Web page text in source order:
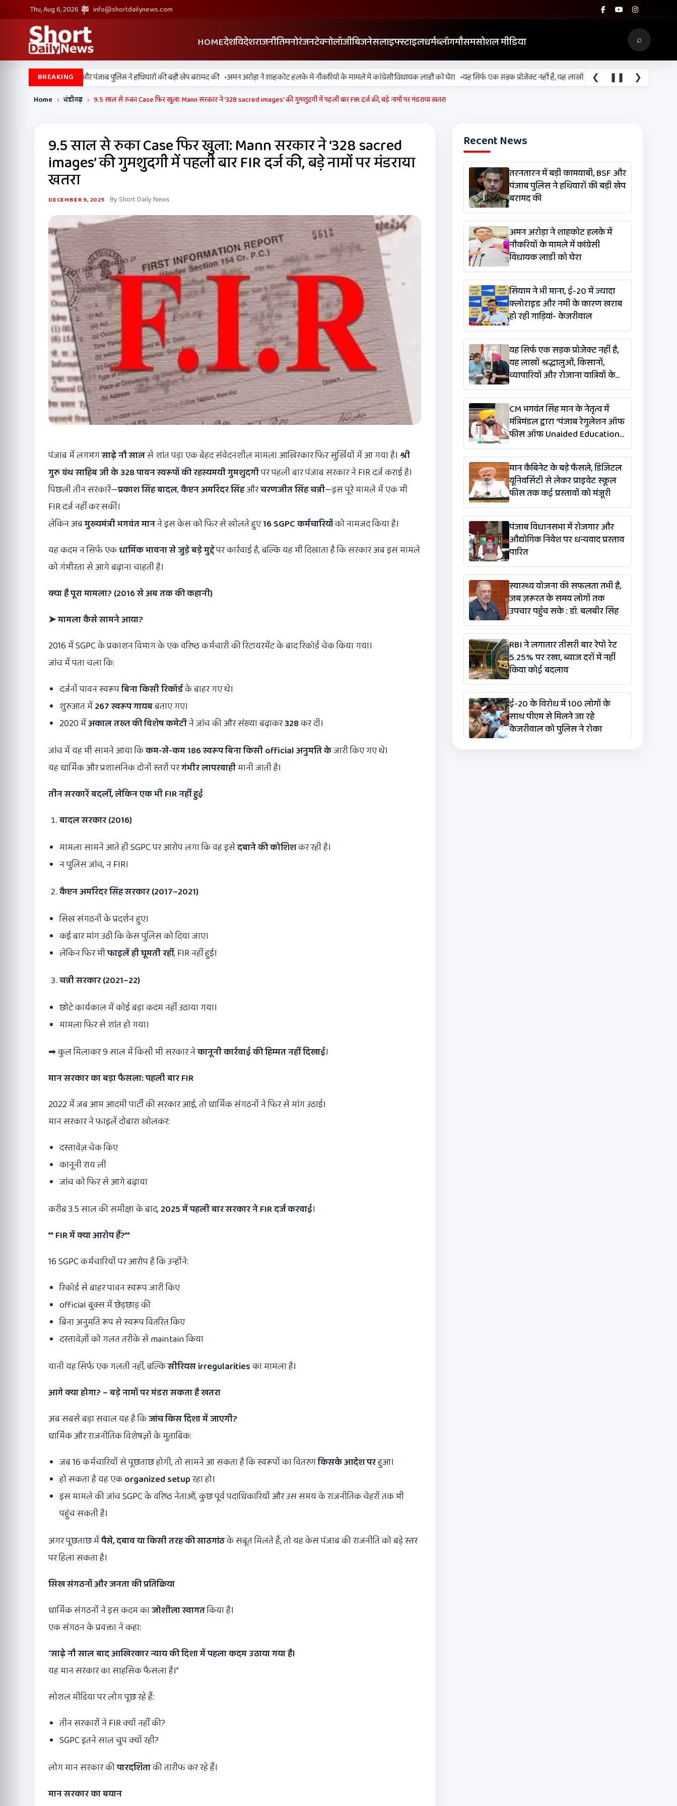
Thu, Aug 6, 2026 info@shortdailynews.com
HOMEदेशविदेशराजनीतिमनोरंजनटेक्नोलॉजीबिजनेसलाइफ्स्टाइलधर्मब्लॉगमौसमसोशल मीडिया ⌕
BREAKING
बड़ी कामयाबी, BSF और पंजाब पुलिस ने हथियारों की बड़ी खेप बरामद की •अमन अरोड़ा ने शाहकोट हलके में नौकरियों के मामले में कांग्रेसी विधायक लाडी को घेरा •यह सिर्फ एक सड़क प्रोजेक्ट नहीं है, यह लाखों श्रद्धालुओं, किसानों, व्यापारियों और
❮ ❚❚ ❯
Home › चंडीगढ़ › 9.5 साल से रुका Case फिर खुला: Mann सरकार ने ‘328 sacred images’ की गुमशुदगी में पहली बार FIR दर्ज की, बड़े नामों पर मंडराया खतरा
9.5 साल से रुका Case फिर खुला: Mann सरकार ने ‘328 sacred
images’ की गुमशुदगी में पहली बार FIR दर्ज की, बड़े नामों पर मंडराया
खतरा
DECEMBER 9, 2025 By Short Daily News
पंजाब में लगभगसाढ़े नौ सालसे शांत पड़ा एक बेहद संवेदनशील मामला आखिरकार फिर सुर्खियों में आ गया है। श्री
गुरु ग्रंथ साहिब जी के328पावन स्वरूपों की रहस्यमयी गुमशुदगीपर पहली बार पंजाब सरकार ने FIR दर्ज कराई है।
पिछली तीन सरकारें—प्रकाश सिंह बादल,कैप्टन अमरिंदर सिंहऔरचरणजीत सिंह चन्नी—इस पूरे मामले में एक भी
FIR दर्ज नहीं कर सकीं।
लेकिन अबमुख्यमंत्री भगवंत मानने इस केस को फिर से खोलते हुए16 SGPCकर्मचारियोंको नामजद किया है।
यह कदम न सिर्फ एकधार्मिक भावना से जुड़े बड़े मुद्देपर कार्रवाई है, बल्कि यह भी दिखाता है कि सरकार अब इस मामले
को गंभीरता से आगे बढ़ाना चाहती है।
क्या है पूरा मामला? (2016से अब तक की कहानी)
➤मामला कैसे सामने आया?
2016 में SGPC के प्रकाशन विभाग के एक वरिष्ठ कर्मचारी की रिटायरमेंट के बाद रिकॉर्ड चेक किया गया।
जांच में पता चला कि:
दर्जनों पावन स्वरूपबिना किसी रिकॉर्डके बाहर गए थे।
शुरुआत में267स्वरूप गायबबताए गए।
2020 मेंअकाल तख्त की विशेष कमेटीने जांच की और संख्या बढ़ाकर328कर दी।
जांच में यह भी सामने आया किकम-से-कम186स्वरूप बिना किसीofficialअनुमति केजारी किए गए थे।
यह धार्मिक और प्रशासनिक दोनों स्तरों परगंभीर लापरवाहीमानी जाती है।
तीन सरकारें बदलीं,लेकिन एक भीFIRनहीं हुई
बादल सरकार (2016)
मामला सामने आते ही SGPC पर आरोप लगा कि वह इसेदबाने की कोशिशकर रही है।
न पुलिस जांच, न FIR।
कैप्टन अमरिंदर सिंह सरकार (2017–2021)
सिख संगठनों के प्रदर्शन हुए।
कई बार मांग उठी कि केस पुलिस को दिया जाए।
लेकिन फिर भीफाइलें ही घूमती रहीं, FIR नहीं हुई।
चन्नी सरकार (2021–22)
छोटे कार्यकाल में कोई बड़ा कदम नहीं उठाया गया।
मामला फिर से शांत हो गया।
➡ कुल मिलाकर 9 साल में किसी भी सरकार नेकानूनी कार्रवाई की हिम्मत नहीं दिखाई।
मान सरकार का बड़ा फैसला: पहली बारFIR
2022 में जब आम आदमी पार्टी की सरकार आई, तो धार्मिक संगठनों ने फिर से मांग उठाई।
मान सरकार ने फाइलें दोबारा खोलकर:
दस्तावेज़ चेक किए
कानूनी राय ली
जांच को फिर से आगे बढ़ाया
करीब 3.5 साल की समीक्षा के बाद, 2025में पहली बार सरकार नेFIRदर्ज करवाई।
** FIRमें क्या आरोप हैं?**
16 SGPC कर्मचारियों पर आरोप है कि उन्होंने:
रिकॉर्ड से बाहर पावन स्वरूप जारी किए
official बुक्स में छेड़छाड़ की
बिना अनुमति रूप से स्वरूप वितरित किए
दस्तावेज़ों को गलत तरीके से maintain किया
यानी यह सिर्फ एक गलती नहीं, बल्किसीरियसirregularitiesका मामला है।
आगे क्या होगा? –बड़े नामों पर मंडरा सकता है खतरा
अब सबसे बड़ा सवाल यह है किजांच किस दिशा में जाएगी?
धार्मिक और राजनीतिक विशेषज्ञों के मुताबिक:
जब 16 कर्मचारियों से पूछताछ होगी, तो सामने आ सकता है कि स्वरूपों का वितरणकिसके आदेश परहुआ।
हो सकता है यह एकorganized setupरहा हो।
इस मामले की जांच SGPC के वरिष्ठ नेताओं, कुछ पूर्व पदाधिकारियों और उस समय के राजनीतिक चेहरों तक भी
पहुंच सकती है।
अगर पूछताछ मेंपैसे,दबाव या किसी तरह की साठगांठके सबूत मिलते हैं, तो यह केस पंजाब की राजनीति को बड़े स्तर
पर हिला सकता है।
सिख संगठनों और जनता की प्रतिक्रिया
धार्मिक संगठनों ने इस कदम काजोशीला स्वागतकिया है।
एक संगठन के प्रवक्ता ने कहा:
“साढ़े नौ साल बाद आखिरकार न्याय की दिशा में पहला कदम उठाया गया है।
यह मान सरकार का साहसिक फैसला है।”
सोशल मीडिया पर लोग पूछ रहे हैं:
तीन सरकारों ने FIR क्यों नहीं की?
SGPC इतने साल चुप क्यों रही?
लोग मान सरकार कीपारदर्शिताकी तारीफ कर रहे हैं।
मान सरकार का बयान
Recent News
तरनतारन में बड़ी कामयाबी, BSF और
पंजाब पुलिस ने हथियारों की बड़ी खेप
बरामद की
अमन अरोड़ा ने शाहकोट हलके में
नौकरियों के मामले में कांग्रेसी
विधायक लाडी को घेरा
सियाम ने भी माना, ई-20 में ज्यादा
क्लोराइड और नमी के कारण खराब
हो रही गाड़ियां- केजरीवाल
यह सिर्फ एक सड़क प्रोजेक्ट नहीं है,
यह लाखों श्रद्धालुओं, किसानों,
व्यापारियों और रोजाना यात्रियों के
लिए एक लाइफलाइन है: कंग
CM भगवंत सिंह मान के नेतृत्व में
मंत्रिमंडल द्वारा ‘पंजाब रेगुलेशन ऑफ
फीस ऑफ Unaided Educational
Institutions (संशोधन)
विधेयक-2026’ पास
मान कैबिनेट के बड़े फैसले, डिजिटल
यूनिवर्सिटी से लेकर प्राइवेट स्कूल
फीस तक कई प्रस्तावों को मंजूरी
पंजाब विधानसभा में रोजगार और
औद्योगिक निवेश पर धन्यवाद प्रस्ताव
पारित
स्वास्थ्य योजना की सफलता तभी है,
जब ज़रूरत के समय लोगों तक
उपचार पहुँच सके : डॉ. बलबीर सिंह
RBI ने लगातार तीसरी बार रेपो रेट
5.25% पर रखा, ब्याज दरों में नहीं
किया कोई बदलाव
ई-20 के विरोध में 100 लोगों के
साथ पीएम से मिलने जा रहे
केजरीवाल को पुलिस ने रोका